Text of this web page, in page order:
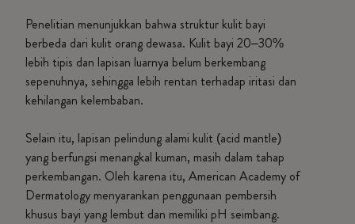
Penelitian menunjukkan bahwa struktur kulit bayi
berbeda dari kulit orang dewasa. Kulit bayi 20–30%
lebih tipis dan lapisan luarnya belum berkembang
sepenuhnya, sehingga lebih rentan terhadap iritasi dan
kehilangan kelembaban.
Selain itu, lapisan pelindung alami kulit (acid mantle)
yang berfungsi menangkal kuman, masih dalam tahap
perkembangan. Oleh karena itu, American Academy of
Dermatology menyarankan penggunaan pembersih
khusus bayi yang lembut dan memiliki pH seimbang.